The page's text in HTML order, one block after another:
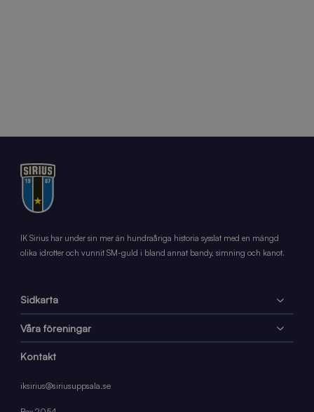
IK Sirius har under sin mer än hundraåriga historia sysslat med en mängd
olika idrotter och vunnit SM-guld i bland annat bandy, simning och kanot.
Sidkarta
Våra föreningar
Kontakt
iksirius@siriusuppsala.se